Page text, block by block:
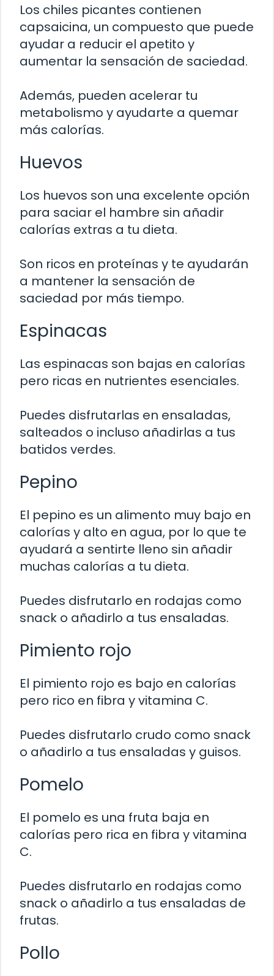
Los chiles picantes contienen
capsaicina, un compuesto que puede
ayudar a reducir el apetito y
aumentar la sensación de saciedad.
Además, pueden acelerar tu
metabolismo y ayudarte a quemar
más calorías.
Huevos
Los huevos son una excelente opción
para saciar el hambre sin añadir
calorías extras a tu dieta.
Son ricos en proteínas y te ayudarán
a mantener la sensación de
saciedad por más tiempo.
Espinacas
Las espinacas son bajas en calorías
pero ricas en nutrientes esenciales.
Puedes disfrutarlas en ensaladas,
salteados o incluso añadirlas a tus
batidos verdes.
Pepino
El pepino es un alimento muy bajo en
calorías y alto en agua, por lo que te
ayudará a sentirte lleno sin añadir
muchas calorías a tu dieta.
Puedes disfrutarlo en rodajas como
snack o añadirlo a tus ensaladas.
Pimiento rojo
El pimiento rojo es bajo en calorías
pero rico en fibra y vitamina C.
Puedes disfrutarlo crudo como snack
o añadirlo a tus ensaladas y guisos.
Pomelo
El pomelo es una fruta baja en
calorías pero rica en fibra y vitamina
C.
Puedes disfrutarlo en rodajas como
snack o añadirlo a tus ensaladas de
frutas.
Pollo